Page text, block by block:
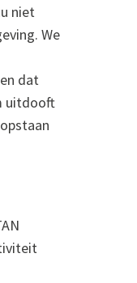
niet
We
dat
uitdooft